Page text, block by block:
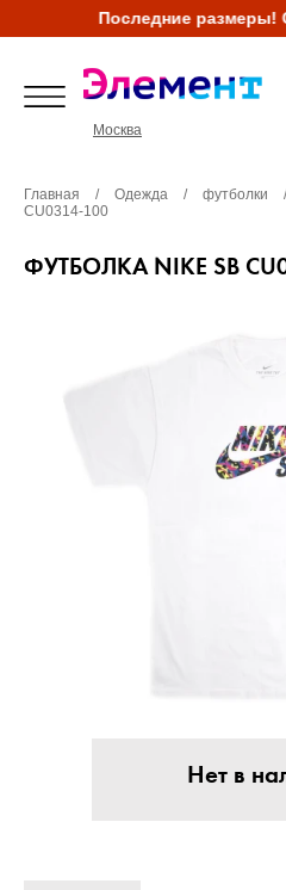
Последние размеры!
Москва
Главная / Одежда / футболки /
CU0314-100
ФУТБОЛКА NIKE SB
Нет в